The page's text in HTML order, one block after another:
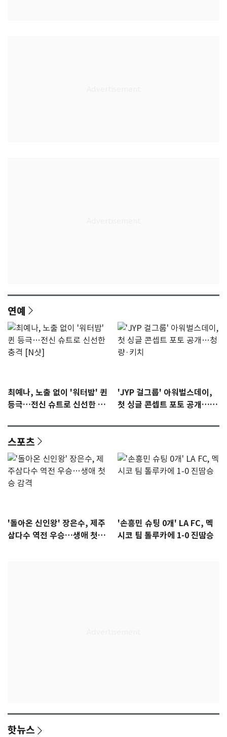
연예
최예나, 노출 없이 '워터밤' 퀸
등극…전신 슈트로 신선한 충
'JYP 걸그룹' 아워벌스데이,
첫 싱글 콘셉트 포토 공개…청
스포츠
'돌아온 신인왕' 장은수, 제주
삼다수 역전 우승…생애 첫승
'손흥민 슈팅 0개' LA FC, 멕
시코 팀 톨루카에 1-0 진땀승
핫뉴스